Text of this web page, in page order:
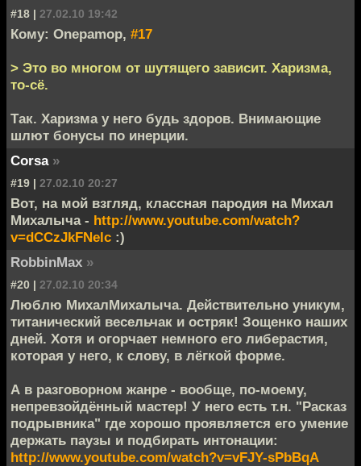
#18 | 27.02.10 19:42
Кому: Onepamop, #17
> Это во многом от шутящего зависит. Харизма,
то-сё.
Так. Харизма у него будь здоров. Внимающие
шлют бонусы по инерции.
Corsa »
#19 | 27.02.10 20:27
Вот, на мой взгляд, классная пародия на Михал
Михалыча - http://www.youtube.com/watch?
v=dCCzJkFNelc :)
RobbinMax »
#20 | 27.02.10 20:34
Люблю МихалМихалыча. Действительно уникум,
титанический весельчак и остряк! Зощенко наших
дней. Хотя и огорчает немного его либерастия,
которая у него, к слову, в лёгкой форме.
А в разговорном жанре - вообще, по-моему,
непревзойдённый мастер! У него есть т.н. "Расказ
подрывника" где хорошо проявляется его умение
держать паузы и подбирать интонации:
http://www.youtube.com/watch?v=vFJY-sPbBqA